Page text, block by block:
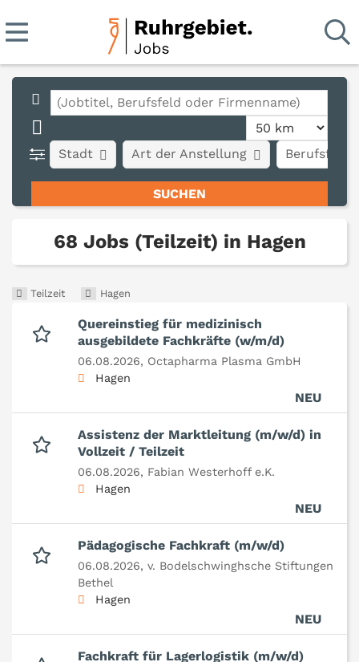
Stadt Art der Anstellung Berufsfeld
68 Jobs (Teilzeit) in Hagen
Teilzeit Hagen
Quereinstieg für medizinisch
ausgebildete Fachkräfte (w/m/d)
06.08.2026, Octapharma Plasma GmbH
Hagen
NEU
Assistenz der Marktleitung (m/w/d) in
Vollzeit / Teilzeit
06.08.2026, Fabian Westerhoff e.K.
Hagen
NEU
Pädagogische Fachkraft (m/w/d)
06.08.2026, v. Bodelschwinghsche Stiftungen
Bethel
Hagen
NEU
Fachkraft für Lagerlogistik (m/w/d)